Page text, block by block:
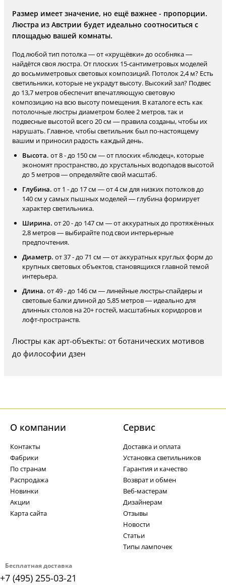
Размер имеет значение, но ещё важнее - пропорции.
Люстра из Австрии будет идеально соотноситься с
площадью вашей комнаты.
Под любой тип потолка — от «хрущёвки» до особняка —
найдётся своя люстра. От плоских 15-сантиметровых моделей
до восьмиметровых световых композиций. Потолок 2,4 м? Есть
светильники, которые не украдут высоту. Высокий зал? Подвес
до 13,7 метров обеспечит впечатляющую световую
композицию на всю высоту помещения. В каталоге есть как
потолочные люстры диаметром более 2 метров, так и
подвесные высотой всего 20 см — правила созданы, чтобы их
нарушать. Главное, чтобы светильник был по-настоящему
вашим и приносил радость каждый день.
Высота. от 8 - до 150 см — от плоских «блюдец», которые
экономят пространство, до хрустальных водопадов высотой
до 5 метров — определяйте свой масштаб.
Глубина. от 1 - до 17 см — от 4 см для низких потолков до
140 см у самых пышных моделей — глубина формирует
характер светильника.
Ширина. от 20 - до 147 см — от аккуратных до протяжённых
2,8 метров — выбирайте под свои интерьерные
предпочтения.
Диаметр. от 37 - до 71 см — от аккуратных круглых форм до
крупных световых объектов, становящихся главной темой
интерьера.
Длина. от 49 - до 146 см — линейные люстры-спайдеры и
световые балки длиной до 5,85 метров — идеально для
длинных столов на 20+ гостей, масштабных коридоров и
лофт-пространств.
Люстры как арт-объекты: от ботанических мотивов
до философии дзен
Бесплатная доставка
+7 (495) 255-03-21
О компании
Контакты
Фабрики
По странам
Распродажа
Новинки
Акции
Карта сайта
Cервис
Доставка и оплата
Установка светильников
Гарантия и качество
Возврат и обмен
Веб-мастерам
Дизайнерам
Отзывы
Новости
Статьи
Типы лампочек